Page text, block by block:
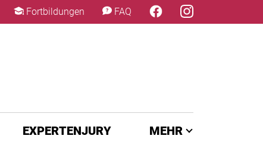
Fortbildungen FAQ
EXPERTENJURY MEHR
×